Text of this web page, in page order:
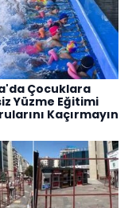
Çocuklara
Yüzme Eğitimi
Kaçırmayın